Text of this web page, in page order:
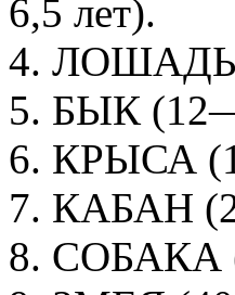
6,5 лет).
4. ЛОШАДЬ
5. БЫК
6. КРЫСА
7. КАБАН
8. СОБАКА